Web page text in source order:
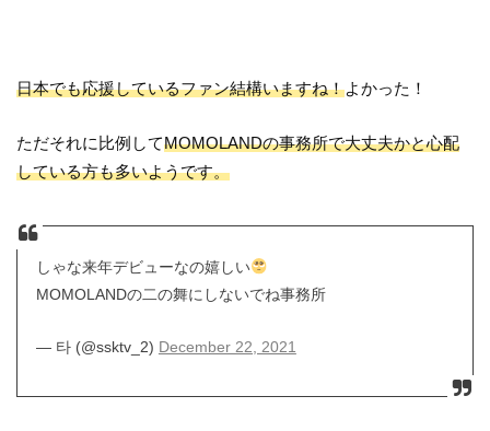
日本でも応援しているファン結構いますね！よかった！
ただそれに比例してMOMOLANDの事務所で大丈夫かと心配
している方も多いようです。
しゃな来年デビューなの嬉しい
MOMOLANDの二の舞にしないでね事務所
— 타 (@ssktv_2) December 22, 2021